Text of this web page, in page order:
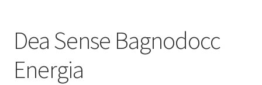
Dea Sense Bagnodocc
Energia